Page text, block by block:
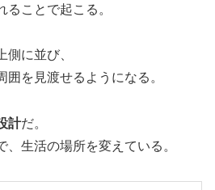
ることで起こる。
側に並び、
を見渡せるようになる。
計だ。
、生活の場所を変えている。